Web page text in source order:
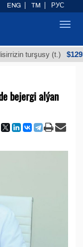
turşusy (t.) $12935,18
bejergi alýan
ENG TM РУС